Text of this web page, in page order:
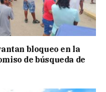
bloqueo en la
de búsqueda de